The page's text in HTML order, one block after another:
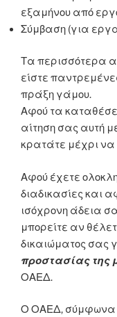
εξαμήνου από
Σύμβαση (για
Τα περισσότερα
είστε
πράξη γάμου.
Αφού τα
αίτηση σας αυτή
κρατάτε μέχρι να
Αφού έχετε
διαδικασίες και
ισόχρονη άδεια
μπορείτε αν
δικαιώματος σας
προστασίας της
ΟΑΕΔ.
Ο ΟΑΕΔ, σύμφωνα